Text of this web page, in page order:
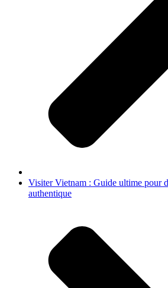
Visiter Vietnam : Guide ultime pour
authentique